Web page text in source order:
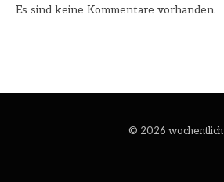
Es sind keine Kommentare vorhanden.
© 2026 wochentlich